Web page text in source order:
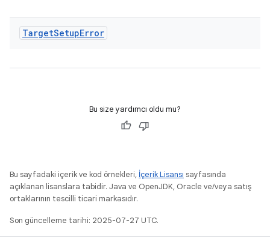
TargetSetupError
Bu size yardımcı oldu mu?
Bu sayfadaki içerik ve kod örnekleri, İçerik Lisansı sayfasında
açıklanan lisanslara tabidir. Java ve OpenJDK, Oracle ve/veya satış
ortaklarının tescilli ticari markasıdır.
Son güncelleme tarihi: 2025-07-27 UTC.